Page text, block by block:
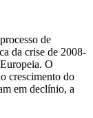
de
da crise de 2008-
O
crescimento do
em declínio, a